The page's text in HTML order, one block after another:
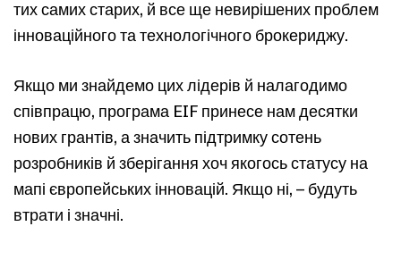
тих самих старих, й все ще невирішених проблем
інноваційного та технологічного брокериджу.
Якщо ми знайдемо цих лідерів й налагодимо
співпрацю, програма EIF принесе нам десятки
нових грантів, а значить підтримку сотень
розробників й зберігання хоч якогось статусу на
мапі європейських інновацій. Якщо ні, – будуть
втрати і значні.